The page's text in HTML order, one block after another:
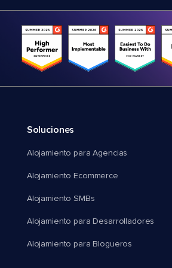
Soluciones
Alojamiento para Agencias
Alojamiento Ecommerce
Alojamiento SMBs
Alojamiento para Desarrolladores
Alojamiento para Blogueros